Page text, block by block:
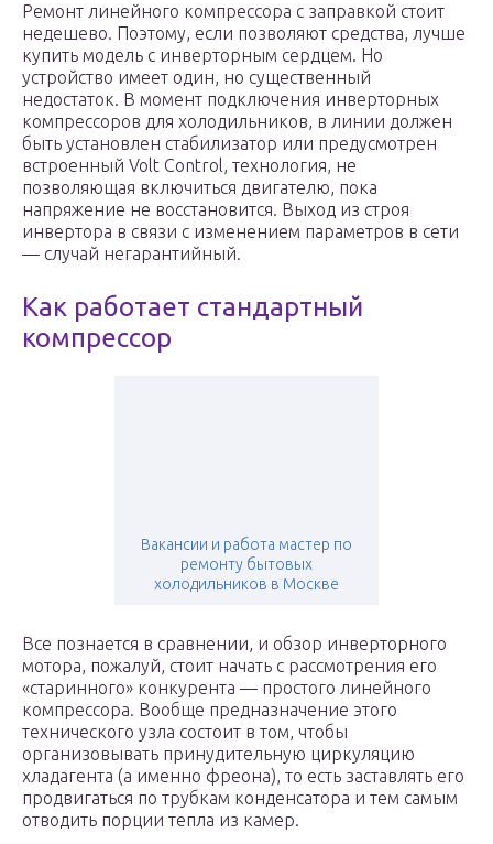
Ремонт линейного компрессора с заправкой стоит
недешево. Поэтому, если позволяют средства, лучше
купить модель с инверторным сердцем. Но
устройство имеет один, но существенный
недостаток. В момент подключения инверторных
компрессоров для холодильников, в линии должен
быть установлен стабилизатор или предусмотрен
встроенный Volt Control, технология, не
позволяющая включиться двигателю, пока
напряжение не восстановится. Выход из строя
инвертора в связи с изменением параметров в сети
— случай негарантийный.
Как работает стандартный
компрессор
Вакансии и работа мастер по
ремонту бытовых
холодильников в Москве
Все познается в сравнении, и обзор инверторного
мотора, пожалуй, стоит начать с рассмотрения его
«старинного» конкурента — простого линейного
компрессора. Вообще предназначение этого
технического узла состоит в том, чтобы
организовывать принудительную циркуляцию
хладагента (а именно фреона), то есть заставлять его
продвигаться по трубкам конденсатора и тем самым
отводить порции тепла из камер.